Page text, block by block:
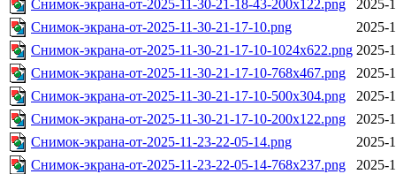
Снимок-экрана-от-2025-11-30-21-18-43-200x122.png
2025-
Снимок-экрана-от-2025-11-30-21-17-10.png
2025-
Снимок-экрана-от-2025-11-30-21-17-10-1024x622.png 2025-
Снимок-экрана-от-2025-11-30-21-17-10-768x467.png
2025-
Снимок-экрана-от-2025-11-30-21-17-10-500x304.png
2025-
Снимок-экрана-от-2025-11-30-21-17-10-200x122.png
2025-
Снимок-экрана-от-2025-11-23-22-05-14.png
2025-
Снимок-экрана-от-2025-11-23-22-05-14-768x237.png
2025-